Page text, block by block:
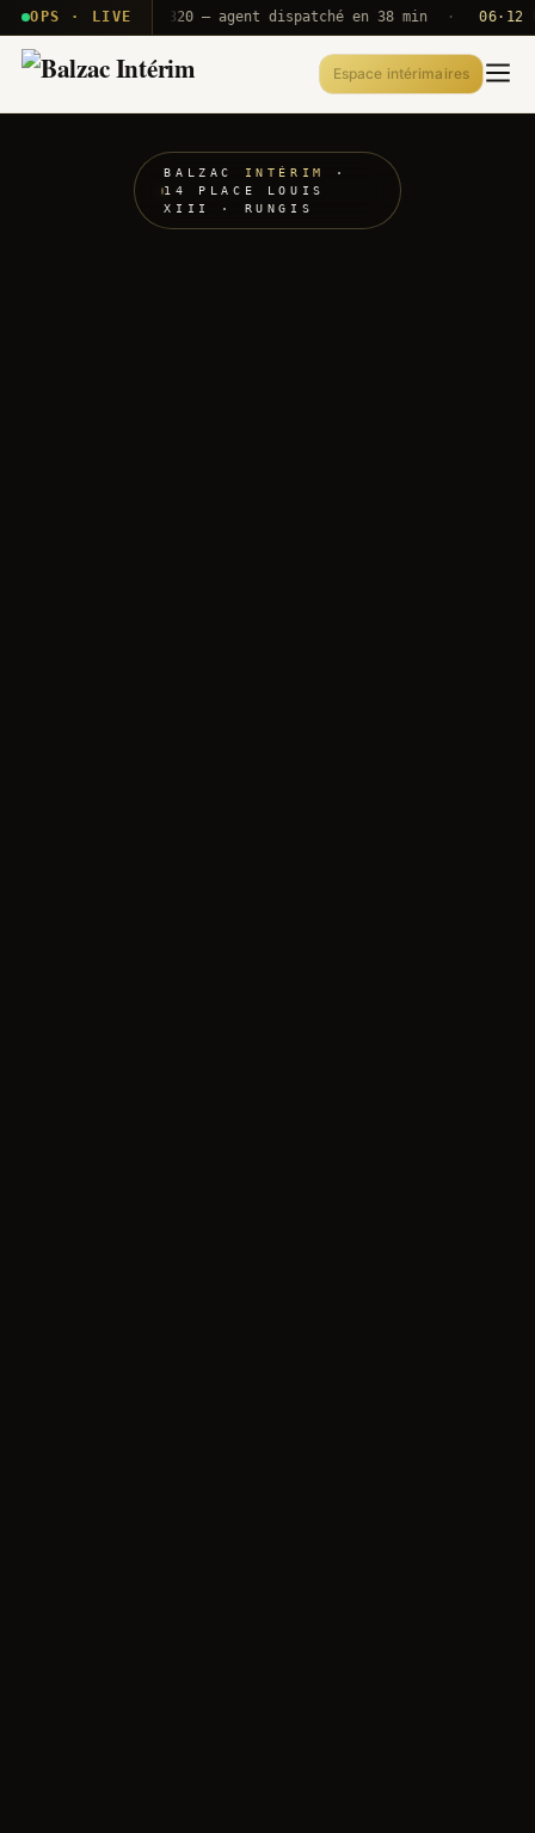
OPS · LIVE
T2E · B71 Push A320 — agent dispatché en 38 min · 06·12 UTC
Espace intérimaires
BALZAC INTÉRIM
·
14 PLACE LOUIS
XIII · RUNGIS